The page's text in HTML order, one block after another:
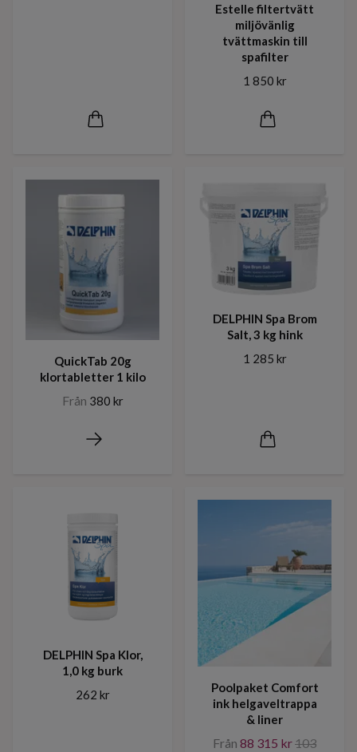
Estelle filtertvätt
miljövänlig
tvättmaskin till
spafilter
1 850 kr
QuickTab 20g
klortabletter 1 kilo
Från 380 kr
DELPHIN Spa Brom
Salt, 3 kg hink
1 285 kr
DELPHIN Spa Klor,
1,0 kg burk
262 kr
Poolpaket Comfort
ink helgaveltrappa
& liner
Från 88 315 kr103